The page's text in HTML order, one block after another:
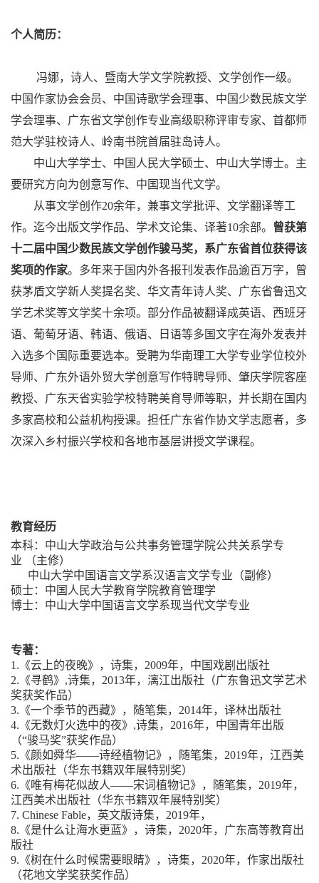
个人简历：
冯娜，诗人、暨南大学文学院教授、文学创作一级。
中国作家协会会员、中国诗歌学会理事、中国少数民族文学
学会理事、广东省文学创作专业高级职称评审专家、首都师
范大学驻校诗人、岭南书院首届驻岛诗人。
中山大学学士、中国人民大学硕士、中山大学博士。主
要研究方向为创意写作、中国现当代文学。
从事文学创作20余年，兼事文学批评、文学翻译等工
作。迄今出版文学作品、学术文论集、译著10余部。
曾获第
十二届中国少数民族文学创作骏马奖，系广东省首位获得该
奖项的作家。多年来于国内外各报刊发表作品逾百万字，曾
获茅盾文学新人奖提名奖、华文青年诗人奖、广东省鲁迅文
学艺术奖等文学奖十余项。部分作品被翻译成英语、西班牙
语、葡萄牙语、韩语、俄语、日语等多国文字在海外发表并
入选多个国际重要选本。受聘为华南理工大学专业学位校外
导师、广东外语外贸大学创意写作特聘导师、肇庆学院客座
教授、广东天省实验学校特聘美育导师等职，并长期在国内
多家高校和公益机构授课。担任广东省作协文学志愿者，多
次深入乡村振兴学校和各地市基层讲授文学课程。
教育经历
本科：中山大学政治与公共事务管理学院公共关系学专
业
（主修）
中山大学中国语言文学系汉语言文学专业（副修）
硕士：中国人民大学教育学院教育管理学
博士：中山大学中国语言文学系现当代文学专业
专著：
1.《云上的夜晚》，诗集，2009年，中国戏剧出版社
2.《寻鹤》,诗集，2013年，漓江出版社（广东鲁迅文学艺术
奖获奖作品）
3.《一个季节的西藏》，随笔集，2014年，译林出版社
4.《无数灯火选中的夜》,诗集，2016年，中国青年出版
（“骏马奖”获奖作品）
5.《颜如舜华——诗经植物记》，随笔集，2019年，江西美
术出版社（华东书籍双年展特别奖）
6.《唯有梅花似故人——宋词植物记》，随笔集，2019年，
江西美术出版社（华东书籍双年展特别奖）
7. Chinese Fable，英文版诗集， 2019年，
8.《是什么让海水更蓝》，诗集，2020年，广东高等教育出
版社
9.《树在什么时候需要眼睛》，诗集，2020年，作家出版社
（花地文学奖获奖作品）